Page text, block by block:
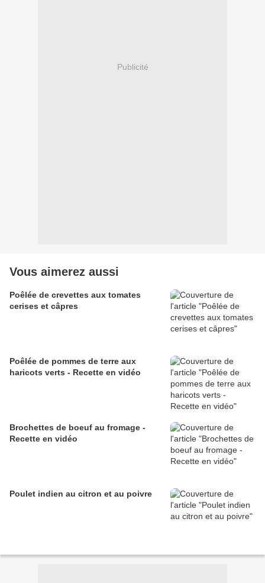
Publicité
Vous aimerez aussi
Poêlée de crevettes aux tomates
cerises et câpres
Poêlée de pommes de terre aux
haricots verts - Recette en vidéo
Brochettes de boeuf au fromage -
Recette en vidéo
Poulet indien au citron et au poivre